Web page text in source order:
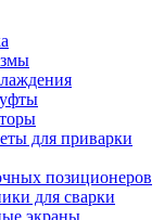
для приварки
позиционеров
для сварки
экраны